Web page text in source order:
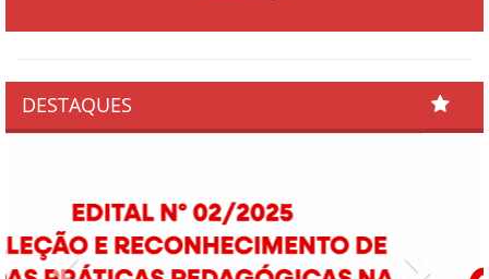
DESTAQUES
Previous Next